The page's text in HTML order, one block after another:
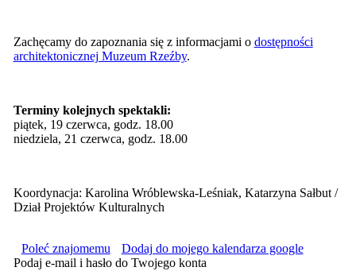
Zachęcamy do zapoznania się z informacjami o dostępności
architektonicznej Muzeum Rzeźby.
Terminy kolejnych spektakli:
piątek, 19 czerwca, godz. 18.00
niedziela, 21 czerwca, godz. 18.00
Koordynacja: Karolina Wróblewska-Leśniak, Katarzyna Sałbut /
Dział Projektów Kulturalnych
Poleć znajomemu
Dodaj do mojego kalendarza google
Podaj e-mail i hasło do Twojego konta